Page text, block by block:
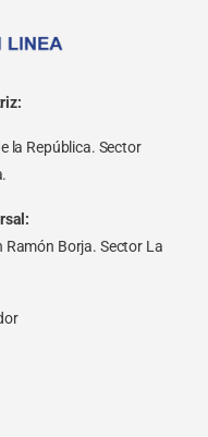
la República. Sector
Ramón Borja. Sector La